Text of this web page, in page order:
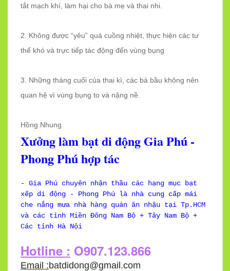
tắt mạch khí, làm hại cho bà mẹ và thai nhi.
2. Không được “yêu” quá cuồng nhiệt, thực hiện các tư
thế khó và trực tiếp tác động đến vùng bụng
3. Những tháng cuối của thai kì, các bà bầu không nên
quan hệ vì vùng bụng to và nặng nề.
Hồng Nhung
Xưởng làm bạt di động Gia Phú -
Phong Phú hợp tác
- Gia Phú chuyên nhận thầu các hạng mục bạt
xếp di động - Phong Phú là nhà cung cấp mái
che nắng mưa nhà hàng quán ăn nhậu tại Tp.HCM
và các tỉnh Miền Đông Nam Bộ + Tây Nam Bộ +
Các tỉnh Hà Nội
Hotline : O907.123.866
Email :batdidong@gmail.com